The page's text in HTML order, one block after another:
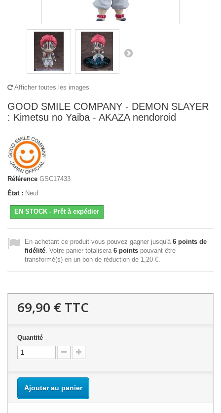
Afficher toutes les images
GOOD SMILE COMPANY - DEMON SLAYER
: Kimetsu no Yaiba - AKAZA nendoroid
Référence GSC17433
État : Neuf
EN STOCK - Prêt à expédier
En achetant ce produit vous pouvez gagner jusqu'à 6 points de
fidélité . Votre panier totalisera 6 points pouvant être
transformé(s) en un bon de réduction de 1,20 €
69,90 € TTC
Quantité
Ajouter au panier